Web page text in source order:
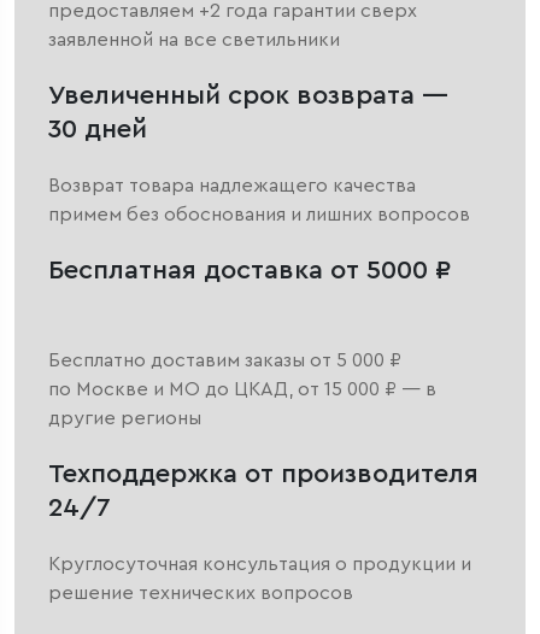
предоставляем +2 года гарантии сверх
заявленной на все светильники
Увеличенный срок возврата —
30 дней
Возврат товара надлежащего качества
примем без обоснования и лишних вопросов
Бесплатная доставка от 5000 ₽
Бесплатно доставим заказы от 5 000 ₽
по Москве и МО до ЦКАД, от 15 000 ₽ — в
другие регионы
Техподдержка от производителя
24/7
Круглосуточная консультация о продукции и
решение технических вопросов